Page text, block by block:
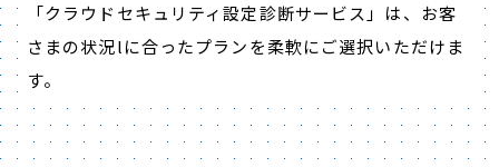
​「クラウドセキュリティ設定診断サービス」は、お客
さまの状況lに合ったプランを柔軟にご選択いただけま
す。